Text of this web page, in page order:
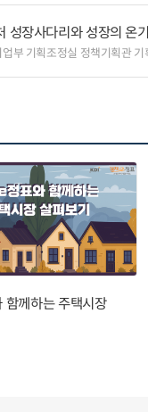
성장사다리와 성장의 온
부 기획조정실 정책기획관
함께하는 주택시장